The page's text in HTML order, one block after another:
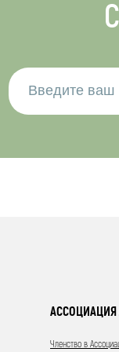
АССОЦИАЦИЯ
Членство в